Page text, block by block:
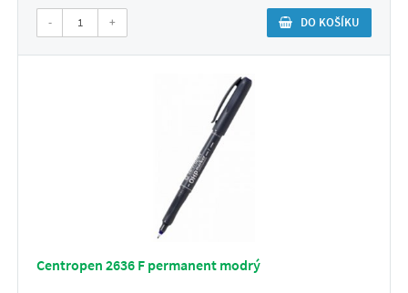
- + DO KOŠÍKU
Centropen 2636 F permanent modrý